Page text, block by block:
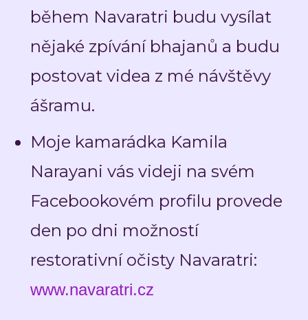
během Navaratri budu vysílat
nějaké zpívání bhajanů a budu
postovat videa z mé návštěvy
ášramu.
Moje kamarádka Kamila
Narayani vás videji na svém
Facebookovém profilu provede
den po dni možností
restorativní očisty Navaratri:
www.navaratri.cz